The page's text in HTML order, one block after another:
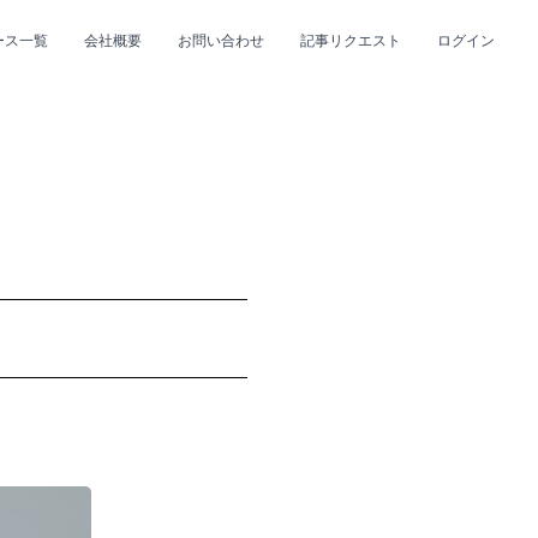
ス一覧 会社概要 お問い合わせ 記事リクエスト ログイン
#R&B/ソウル